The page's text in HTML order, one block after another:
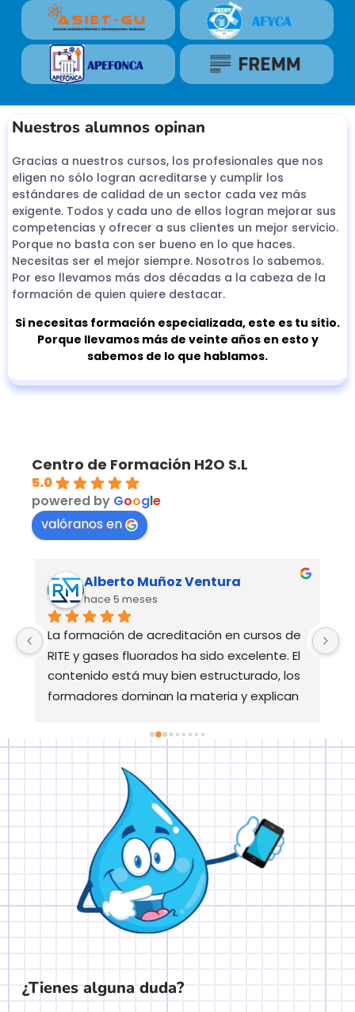
Nuestros alumnos opinan
Gracias a nuestros cursos, los profesionales que nos
eligen no sólo logran acreditarse y cumplir los
estándares de calidad de un sector cada vez más
exigente. Todos y cada uno de ellos logran mejorar sus
competencias y ofrecer a sus clientes un mejor servicio.
Porque no basta con ser bueno en lo que haces.
Necesitas ser el mejor siempre. Nosotros lo sabemos.
Por eso llevamos más dos décadas a la cabeza de la
formación de quien quiere destacar.
Si necesitas formación especializada, este es tu sitio.
Porque llevamos más de veinte años en esto y
sabemos de lo que hablamos.
Centro de Formación H2O S.L
5.0
powered by Google
valóranos en
Alberto Muñoz Ventura
hace 5 meses
La formación de acreditación en cursos de
RITE y gases fluorados ha sido excelente. El
contenido está muy bien estructurado, los
formadores dominan la materia y explican
muy útil para actualizar conocimientos y
confianza. Muy recomendable
¿Tienes alguna duda?